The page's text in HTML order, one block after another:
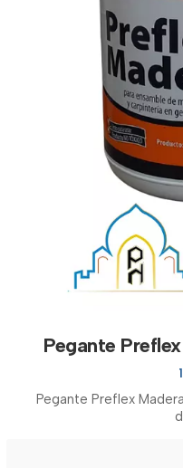
Pegante
Pegante Preflex